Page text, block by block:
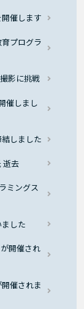
催します
プログラ
影に挑戦
催しまし
しました
逝去
ミングス
した
開催され
催されま